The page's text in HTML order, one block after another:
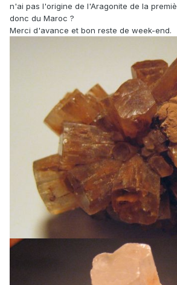
n'ai pas l'origine de l'Aragonite de la
donc du Maroc ?
Merci d'avance et bon reste de week-end.